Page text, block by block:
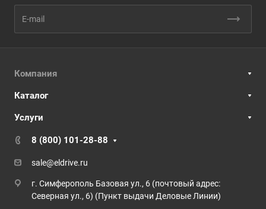
Компания
Каталог
Услуги
8 (800) 101-28-88
sale@eldrive.ru
г. Симферополь Базовая ул., 6 (почтовый адрес:
Северная ул., 6) (Пункт выдачи Деловые Линии)